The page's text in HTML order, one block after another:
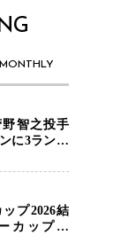
MONTHLY
智之投手
に3ラン被
降板
プ2026結
カップ王